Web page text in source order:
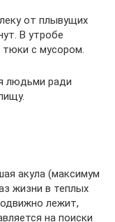
от плывущих
В утробе
тюки с мусором.
людьми ради
акула (максимум
жизни в теплых
лежит,
на поиски